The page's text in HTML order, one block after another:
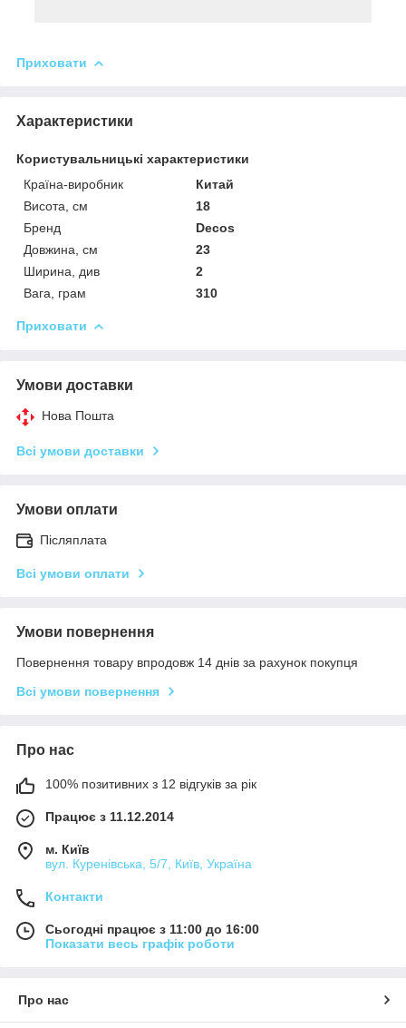
Приховати
Характеристики
Користувальницькі характеристики
Країна-виробник
Китай
Висота, см
18
Бренд
Decos
Довжина, см
23
Ширина, див
2
Вага, грам
310
Приховати
Умови доставки
Нова Пошта
Всі умови доставки
Умови оплати
Післяплата
Всі умови оплати
Умови повернення
Повернення товару впродовж 14 днів за рахунок покупця
Всі умови повернення
Про нас
100% позитивних з 12 відгуків за рік
Працює з 11.12.2014
м. Київ
вул. Куренівська, 5/7, Київ, Україна
Контакти
Сьогодні працює з 11:00 до 16:00
Показати весь графік роботи
Про нас